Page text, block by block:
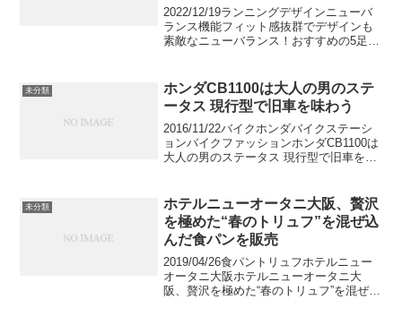
2022/12/19ランニングデザインニューバ
ランス機能フィット感抜群でデザインも
素敵なニューバランス！おすすめの5足を
たいないファッショナブルな「N」のデザ
インが印象...
未分類
ホンダCB1100は大人の男のステ
ータス 現行型で旧車を味わう
2016/11/22バイクホンダバイクステーシ
ョンバイクファッションホンダCB1100は
大人の男のステータス 現行型で旧車を味
行きたい。そんな相棒にホンダ CB1...
未分類
ホテルニューオータニ大阪、贅沢
を極めた“春のトリュフ”を混ぜ込
んだ食パンを販売
2019/04/26食パントリュフホテルニュー
オータニ大阪ホテルニューオータニ大
阪、贅沢を極めた“春のトリュフ”を混ぜ込